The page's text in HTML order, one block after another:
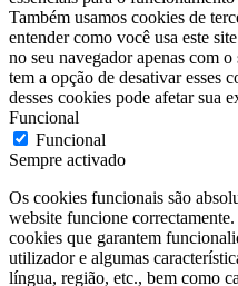
Também usamos cookies de
entender como você usa este
no seu navegador apenas com
tem a opção de desativar esses
desses cookies pode afetar sua
Funcional
Funcional
Sempre activado
Os cookies funcionais são
website funcione
cookies que garantem
utilizador e algumas
língua, região, etc., bem como